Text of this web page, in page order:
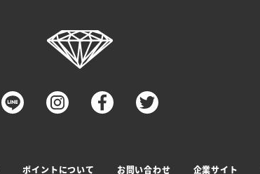
ポイントについて お問い合わせ 企業サイト